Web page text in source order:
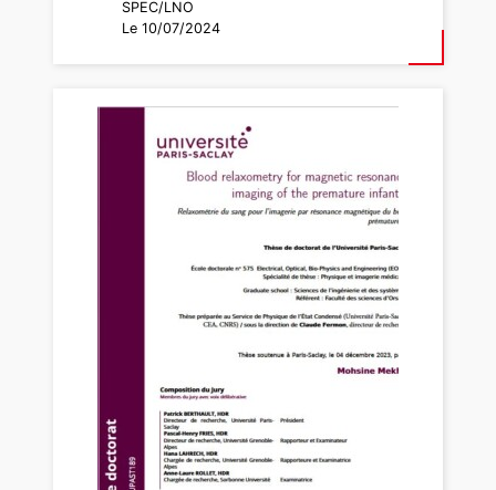
SPEC/LNO
Le 10/07/2024